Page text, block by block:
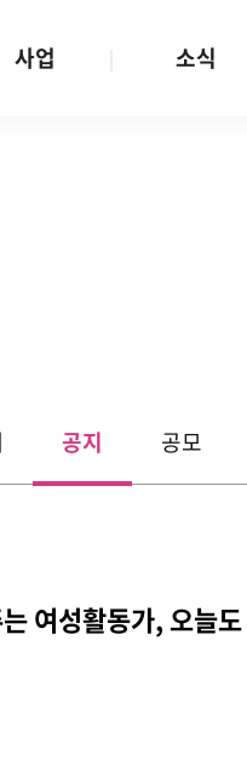
사업 소식
공지 공모
여성활동가, 오늘